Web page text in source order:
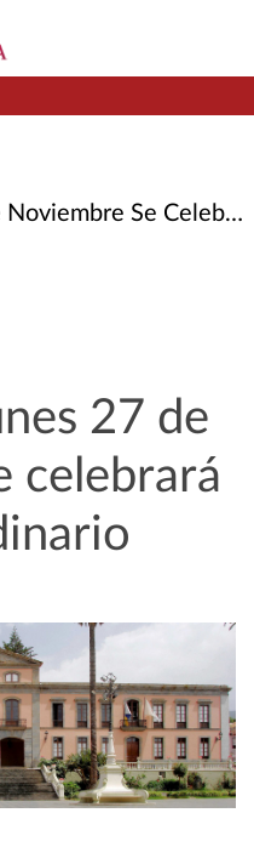
Celebrará un Pleno Ordinario
27 de
celebrará